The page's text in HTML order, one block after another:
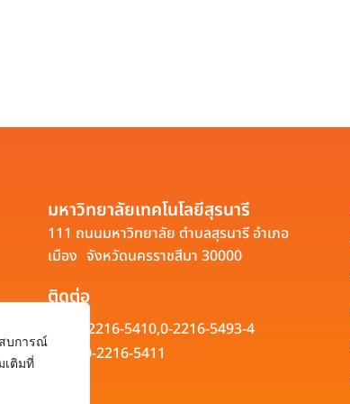
สบการณ์
เติมที่
มหาวิทยาลัยเทคโนโลยีสุรนารี
111 ถนนมหาวิทยาลัย ตำบลสุรนารี อำเภอ
เมือง จังหวัดนครราชสีมา 30000
ติดต่อ
0-2216-5410,0-2216-5493-4
0-2216-5411